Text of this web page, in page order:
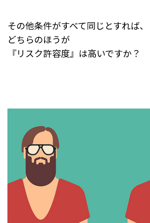
その他条件がすべて同じとすれば、
どちらのほうが
『リスク許容度』は高いですか？